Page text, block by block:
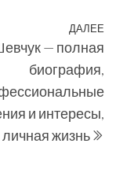
ДАЛЕЕ
— полная
биография,
и интересы,
личная жизнь